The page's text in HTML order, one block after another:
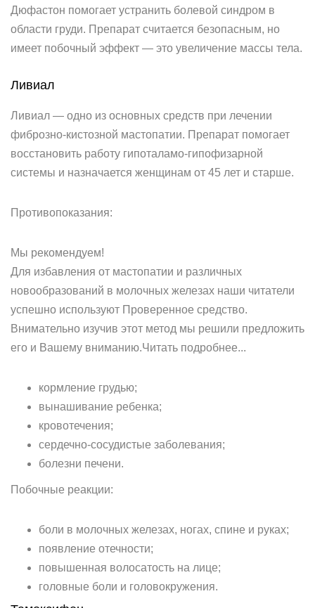
Дюфастон помогает устранить болевой синдром в
области груди. Препарат считается безопасным, но
имеет побочный эффект — это увеличение массы тела.
Ливиал
Ливиал — одно из основных средств при лечении
фиброзно-кистозной мастопатии. Препарат помогает
восстановить работу гипоталамо-гипофизарной
системы и назначается женщинам от 45 лет и старше.
Противопоказания:
Мы рекомендуем!
Для избавления от мастопатии и различных
новообразований в молочных железах наши читатели
успешно используют Проверенное средство.
Внимательно изучив этот метод мы решили предложить
его и Вашему вниманию.Читать подробнее...
кормление грудью;
вынашивание ребенка;
кровотечения;
сердечно-сосудистые заболевания;
болезни печени.
Побочные реакции:
боли в молочных железах, ногах, спине и руках;
появление отечности;
повышенная волосатость на лице;
головные боли и головокружения.